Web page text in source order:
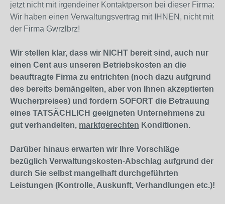
jetzt nicht mit irgendeiner Kontaktperson bei dieser Firma:
Wir haben einen Verwaltungsvertrag mit IHNEN, nicht mit
der Firma Gwrzlbrz!
Wir stellen klar, dass wir NICHT bereit sind, auch nur
einen Cent aus unseren Betriebskosten an die
beauftragte Firma zu entrichten (noch dazu aufgrund
des bereits bemängelten, aber von Ihnen akzeptierten
Wucherpreises) und fordern SOFORT die Betrauung
eines TATSÄCHLICH geeigneten Unternehmens zu
gut verhandelten, marktgerechten Konditionen.
Darüber hinaus erwarten wir Ihre Vorschläge
bezüglich Verwaltungskosten-Abschlag aufgrund der
durch Sie selbst mangelhaft durchgeführten
Leistungen (Kontrolle, Auskunft, Verhandlungen etc.)!